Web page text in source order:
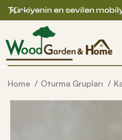
Home Oturma Grupları
Türkiyenin en sevilen